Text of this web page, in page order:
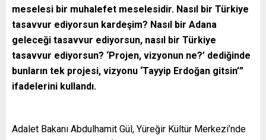
meselesi bir muhalefet meselesidir. Nasıl bir Türkiye
tasavvur ediyorsun kardeşim? Nasıl bir Adana
geleceği tasavvur ediyorsun, nasıl bir Türkiye
tasavvur ediyorsun? ‘Projen, vizyonun ne?’ dediğinde
bunların tek projesi, vizyonu ‘Tayyip Erdoğan gitsin’”
ifadelerini kullandı.
Adalet Bakanı Abdulhamit Gül, Yüreğir Kültür Merkezi’nde